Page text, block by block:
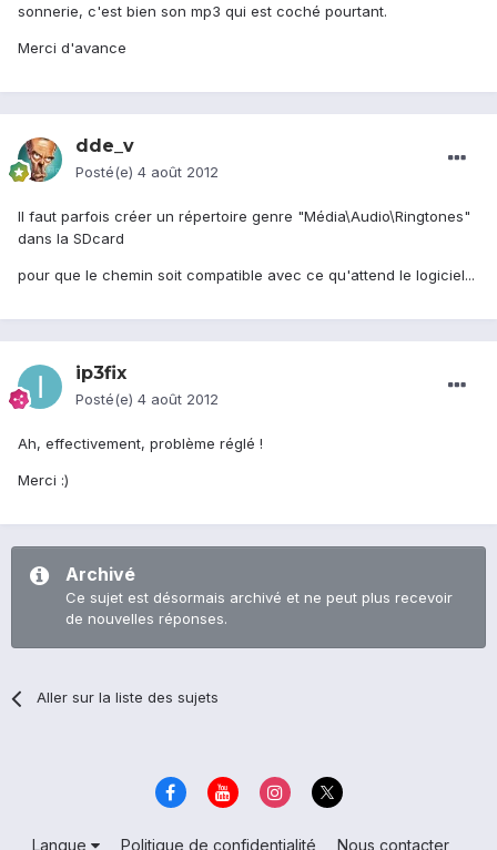
sonnerie, c'est bien son mp3 qui est coché pourtant.
Merci d'avance
dde_v
Posté(e) 4 août 2012
Il faut parfois créer un répertoire genre "Média\Audio\Ringtones"
dans la SDcard
pour que le chemin soit compatible avec ce qu'attend le logiciel...
ip3fix
Posté(e) 4 août 2012
Ah, effectivement, problème réglé !
Merci :)
Archivé
Ce sujet est désormais archivé et ne peut plus recevoir
de nouvelles réponses.
Aller sur la liste des sujets
Langue Politique de confidentialité Nous contacter